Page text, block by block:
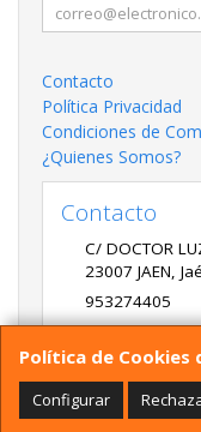
Política de Cookies
Configurar
Contacto
Política Privacidad
Condiciones de
¿Quienes Somos?
Contacto
C/ DOCTOR
23007 JAEN,
953274405
Horario